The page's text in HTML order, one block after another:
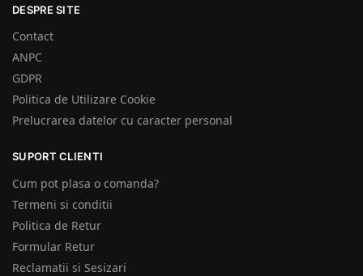
DESPRE SITE
Contact
ANPC
GDPR
Politica de Utilizare Cookie
Prelucrarea datelor cu caracter personal
SUPORT CLIENTI
Cum pot plasa o comanda?
Termeni si conditii
Politica de Retur
Formular Retur
Reclamatii si Sesizari